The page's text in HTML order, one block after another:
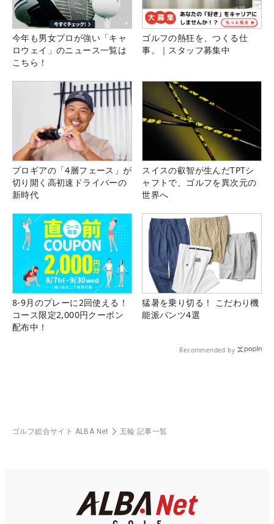
今年も男女プロが強い「キャ
ロウェイ」のニュース一覧は
こちら！
ゴルフの熱狂を、つくる仕
事。｜スタッフ募集中
プロギアの「4層フェース」が
切り開く高初速ドライバーの
新時代
スイスの叡智が生んだTPTシ
ャフトで、ゴルフを異次元の
世界へ
8-9月のプレーに2回使える！
コース限定2,000円クーポン
配布中！
猛暑を乗り切る！ こだわり機
能派パンツ4選
Recommended by
ゴルフ総合サイト ALBA Net 五輪 記事一覧